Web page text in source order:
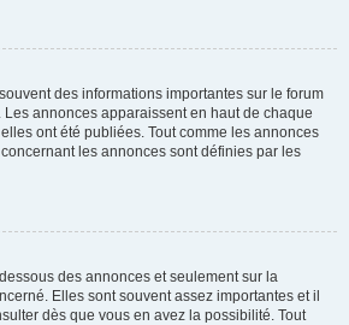
des informations importantes sur le forum
annonces apparaissent en haut de chaque
ont été publiées. Tout comme les annonces
les annonces sont définies par les
des annonces et seulement sur la
Elles sont souvent assez importantes et il
dès que vous en avez la possibilité. Tout